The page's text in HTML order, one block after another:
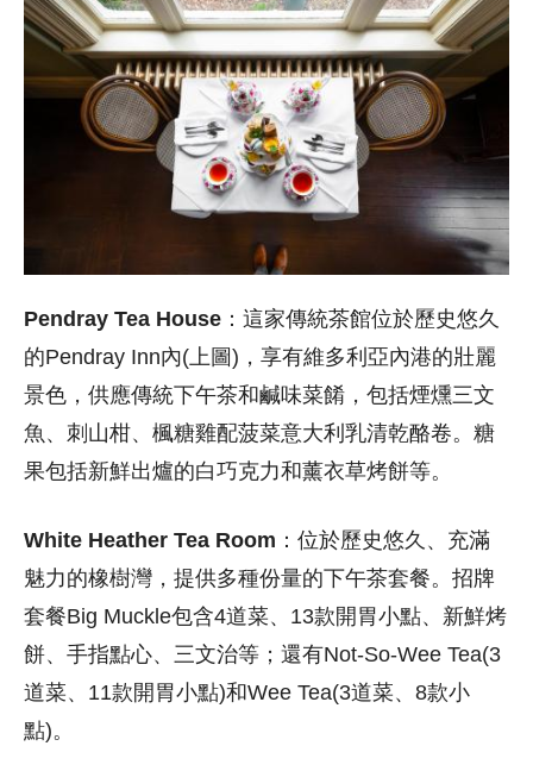
Pendray Tea House ：這家傳統茶館位於歷史悠久
的Pendray Inn內(上圖)，享有維多利亞內港的壯麗
景色，供應傳統下午茶和鹹味菜餚，包括煙燻三文
魚、刺山柑、楓糖雞配菠菜意大利乳清乾酪卷。 糖
果包括新鮮出爐的白巧克力和薰衣草烤餅等。
White Heather Tea Room ：位於歷史悠久、充滿
魅力的橡樹灣，提供多種份量的下午茶套餐。 招牌
套餐Big Muckle包含4道菜、13款開胃小點、新鮮烤
餅、手指點心、三文治等； 還有Not-So-Wee Tea(3
道菜、11款開胃小點)和Wee Tea(3道菜、8款小
點)。